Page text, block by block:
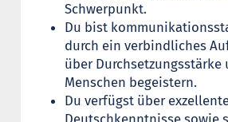
Schwerpunkt.
Du bist
durch ein verbindliches
über Durchsetzungsstärke
Menschen begeistern.
Du verfügst über
Deutschkenntnisse sowie